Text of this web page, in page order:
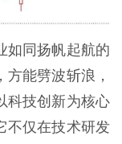
如同扬帆起航的
能劈波斩浪，
科技创新为核心
不仅在技术研发